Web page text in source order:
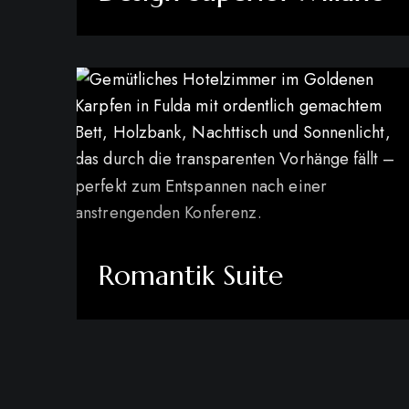
mehr erfahren
Romantik Suite
mehr erfahren